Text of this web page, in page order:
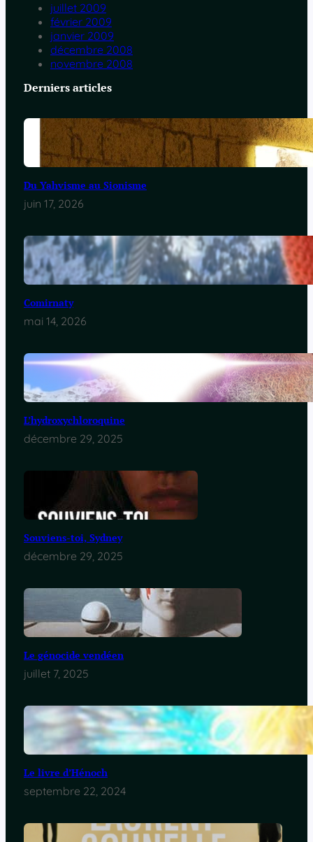
juillet 2009
février 2009
janvier 2009
décembre 2008
novembre 2008
Derniers articles
Du Yahvisme au Sionisme
juin 17, 2026
Comirnaty
mai 14, 2026
L’hydroxychloroquine
décembre 29, 2025
Souviens-toi, Sydney
décembre 29, 2025
Le génocide vendéen
juillet 7, 2025
Le livre d’Hénoch
septembre 22, 2024